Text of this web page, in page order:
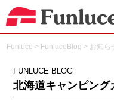
Funluce > FunluceBlog > お知ら
FUNLUCE BLOG
北海道キャンピン